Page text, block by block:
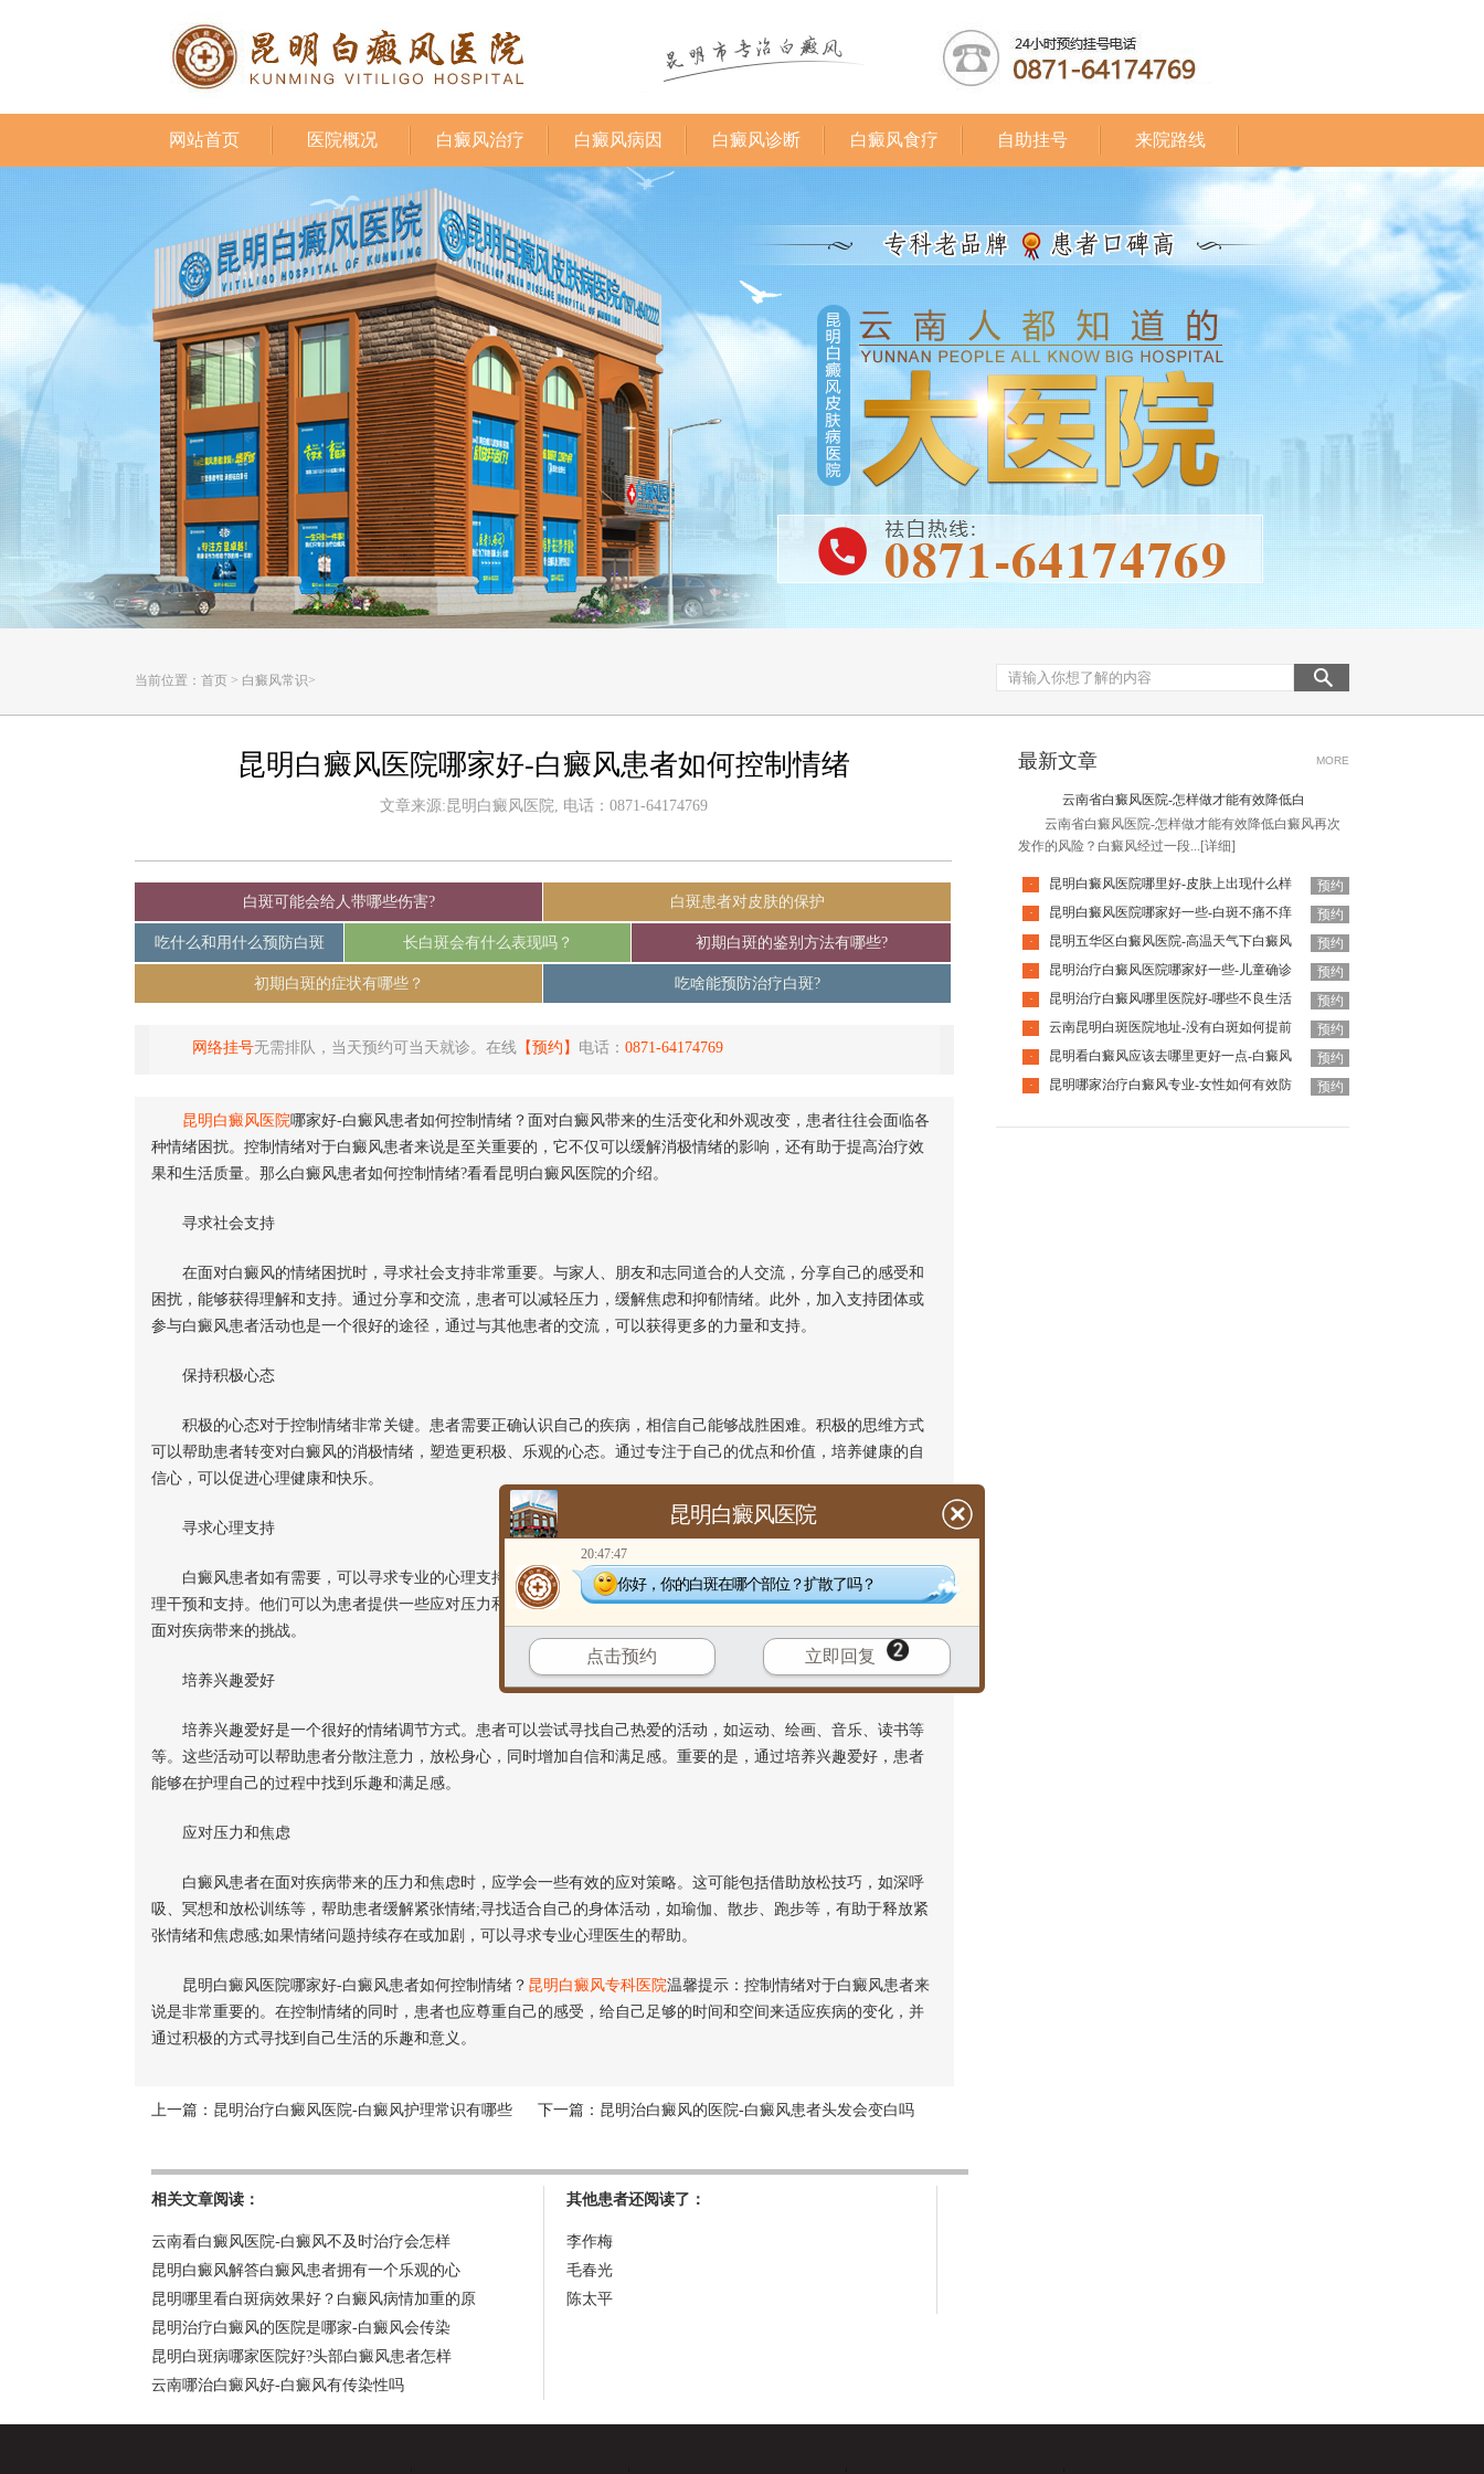
网站首页 医院概况 白癜风治疗 白癜风病因 白癜风诊断 白癜风食疗 自助挂号 来院路线
当前位置： 首页 > 白癜风常识>
昆明白癜风医院哪家好-白癜风患者如何控制情绪
文章来源:昆明白癜风医院, 电话：0871-64174769
白斑可能会给人带哪些伤害? 白斑患者对皮肤的保护
吃什么和用什么预防白斑 长白斑会有什么表现吗？ 初期白斑的鉴别方法有哪些?
初期白斑的症状有哪些？ 吃啥能预防治疗白斑?
网络挂号无需排队，当天预约可当天就诊。在线 【预约】 电话： 0871-64174769
昆明白癜风医院哪家好-白癜风患者如何控制情绪？面对白癜风带来的生活变化和外观改变，患者往往会面临各
种情绪困扰。控制情绪对于白癜风患者来说是至关重要的，它不仅可以缓解消极情绪的影响，还有助于提高治疗效
果和生活质量。那么白癜风患者如何控制情绪?看看昆明白癜风医院的介绍。
寻求社会支持
在面对白癜风的情绪困扰时，寻求社会支持非常重要。与家人、朋友和志同道合的人交流，分享自己的感受和
困扰，能够获得理解和支持。通过分享和交流，患者可以减轻压力，缓解焦虑和抑郁情绪。此外，加入支持团体或
参与白癜风患者活动也是一个很好的途径，通过与其他患者的交流，可以获得更多的力量和支持。
保持积极心态
积极的心态对于控制情绪非常关键。患者需要正确认识自己的疾病，相信自己能够战胜困难。积极的思维方式
可以帮助患者转变对白癜风的消极情绪，塑造更积极、乐观的心态。通过专注于自己的优点和价值，培养健康的自
信心，可以促进心理健康和快乐。
寻求心理支持
白癜风患者如有需要，可以寻求专业的心理支持。心理医师能够帮助患者理解和处理情绪困扰，提供有效的心
理干预和支持。他们可以为患者提供一些应对压力和焦虑情绪的技巧，帮助患者调整心态，提高应对能力，更好地
面对疾病带来的挑战。
培养兴趣爱好
培养兴趣爱好是一个很好的情绪调节方式。患者可以尝试寻找自己热爱的活动，如运动、绘画、音乐、读书等
等。这些活动可以帮助患者分散注意力，放松身心，同时增加自信和满足感。重要的是，通过培养兴趣爱好，患者
能够在护理自己的过程中找到乐趣和满足感。
应对压力和焦虑
白癜风患者在面对疾病带来的压力和焦虑时，应学会一些有效的应对策略。这可能包括借助放松技巧，如深呼
吸、冥想和放松训练等，帮助患者缓解紧张情绪;寻找适合自己的身体活动，如瑜伽、散步、跑步等，有助于释放紧
张情绪和焦虑感;如果情绪问题持续存在或加剧，可以寻求专业心理医生的帮助。
昆明白癜风医院哪家好-白癜风患者如何控制情绪？ 昆明白癜风专科医院温馨提示：控制情绪对于白癜风患者来
说是非常重要的。在控制情绪的同时，患者也应尊重自己的感受，给自己足够的时间和空间来适应疾病的变化，并
通过积极的方式寻找到自己生活的乐趣和意义。
上一篇： 昆明治疗白癜风医院-白癜风护理常识有哪些 下一篇： 昆明治白癜风的医院-白癜风患者头发会变白吗
相关文章阅读：
云南看白癜风医院-白癜风不及时治疗会怎样
昆明白癜风解答白癜风患者拥有一个乐观的心
昆明哪里看白斑病效果好？白癜风病情加重的原
昆明治疗白癜风的医院是哪家-白癜风会传染
昆明白斑病哪家医院好?头部白癜风患者怎样
云南哪治白癜风好-白癜风有传染性吗
其他患者还阅读了：
李作梅
毛春光
陈太平
最新文章 MORE
云南省白癜风医院-怎样做才能有效降低白
云南省白癜风医院-怎样做才能有效降低白癜风再次
发作的风险？白癜风经过一段... [详细]
· 昆明白癜风医院哪里好-皮肤上出现什么样
预约
·
昆明白癜风医院哪家好一些-白斑不痛不痒
预约
·
昆明五华区白癜风医院-高温天气下白癜风
预约
·
昆明治疗白癜风医院哪家好一些-儿童确诊
预约
·
昆明治疗白癜风哪里医院好-哪些不良生活
预约
·
云南昆明白斑医院地址-没有白斑如何提前
预约
·
昆明看白癜风应该去哪里更好一点-白癜风
预约
·
昆明哪家治疗白癜风专业-女性如何有效防 预约
昆明白癜风医院
20:47:47
你好，你的白斑在哪个部位？扩散了吗？
点击预约 立即回复